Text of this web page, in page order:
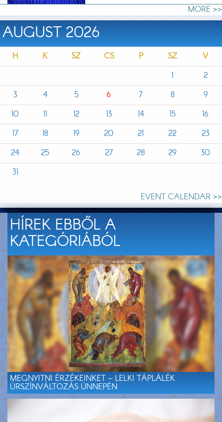
MORE >>
AUGUST 2026
H K SZ CS P SZ
V
1
2
3
4 5 6 7 8
9
10
11 12 13 14 15
16
17
18 19 20 21 22
23
24
25 26 27 28 29
30
31
EVENT CALENDAR >>
HÍREK EBBŐL A
KATEGÓRIÁBÓL
MEGNYITNI ÉRZÉKEINKET – LELKI TÁPLÁLÉK
ÚRSZÍNVÁLTOZÁS ÜNNEPÉN